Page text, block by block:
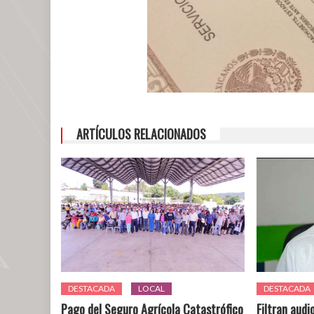
ARTÍCULOS RELACIONADOS
DESTACADA LOCAL
Pago del Seguro Agrícola Catastrófico
DESTACADA
Filtran